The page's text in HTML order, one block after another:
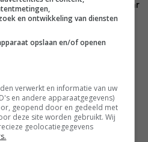
Er zijn restaurants waar
statafels waar de obers
Ook verkopen ze hier de
producten. Je kijkt
de websiteeataly.comvoor
en ontwikkeling van diensten
opslaan en/of openen
verwerkt en informatie van uw
en andere apparaatgegevens)
geopend door en gedeeld met
deze site worden gebruikt. Wij
geolocatiegegevens